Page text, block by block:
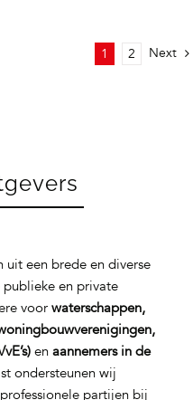
1 2 Next
uit een brede en diverse
en private
voor waterschappen,
en aannemers in de
ondersteunen wij
partijen bij